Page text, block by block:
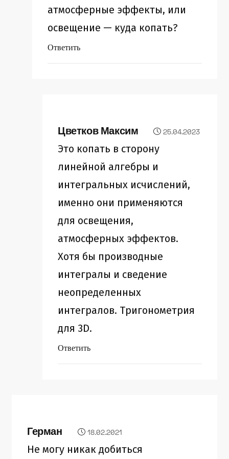
атмосферные эффекты, или
освещение — куда копать?
Ответить
Цветков Максим 25.04.2023
Это копать в сторону
линейной алгебры и
интегральных исчислений,
именно они применяются
для освещения,
атмосферных эффектов.
Хотя бы производные
интегралы и сведение
неопределенных
интегралов. Тригонометрия
для 3D.
Ответить
Герман 18.02.2021
Не могу никак добиться